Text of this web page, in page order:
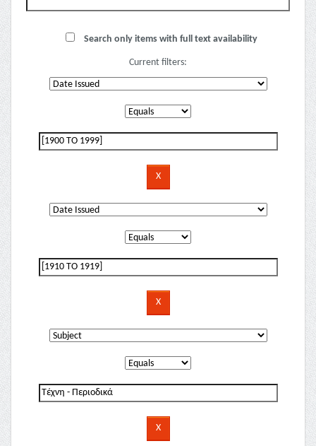
Search only items with full text availability
Current filters: